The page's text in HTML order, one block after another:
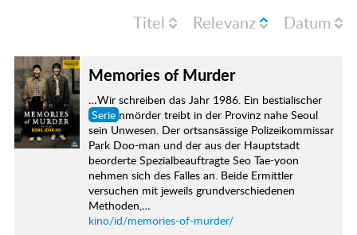
Titel Relevanz Datum
Memories of Murder
…Wir schreiben das Jahr 1986. Ein bestialischer
Serie nmörder treibt in der Provinz nahe Seoul
sein Unwesen. Der ortsansässige Polizeikommissar
Park Doo-man und der aus der Hauptstadt
beorderte Spezialbeauftragte Seo Tae-yoon
nehmen sich des Falles an. Beide Ermittler
versuchen mit jeweils grundverschiedenen
Methoden,…
kino/id/memories-of-murder/